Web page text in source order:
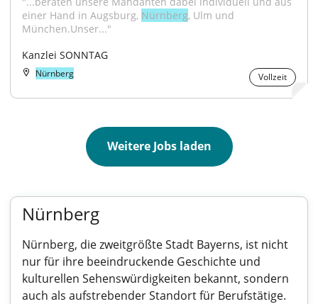
einer Hand in Augsburg, Nürnberg, Ulm und
München.Unser..."
Kanzlei SONNTAG
Nürnberg Vollzeit
Weitere Jobs laden
Nürnberg
Nürnberg, die zweitgrößte Stadt Bayerns, ist nicht
nur für ihre beeindruckende Geschichte und
kulturellen Sehenswürdigkeiten bekannt, sondern
auch als aufstrebender Standort für Berufstätige.